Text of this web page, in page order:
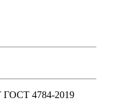
ГОСТ 4784-2019